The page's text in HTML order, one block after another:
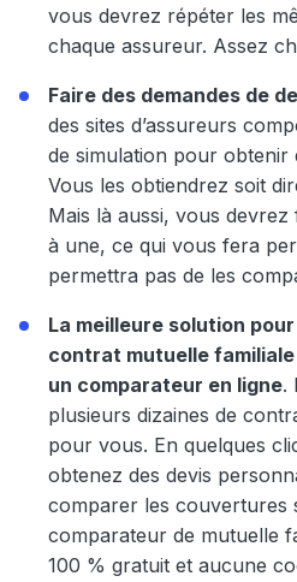
vous devrez répéter les
chaque assureur. Assez
Faire des demandes de
des sites d’assureurs
de simulation pour obtenir
Vous les obtiendrez soit
Mais là aussi, vous devrez
à une, ce qui vous fera
permettra pas de les
La meilleure solution
contrat mutuelle
un comparateur en ligne.
plusieurs dizaines de
pour vous. En quelques
obtenez des devis
comparer les couvertures
comparateur de mutuelle
100 % gratuit et aucune